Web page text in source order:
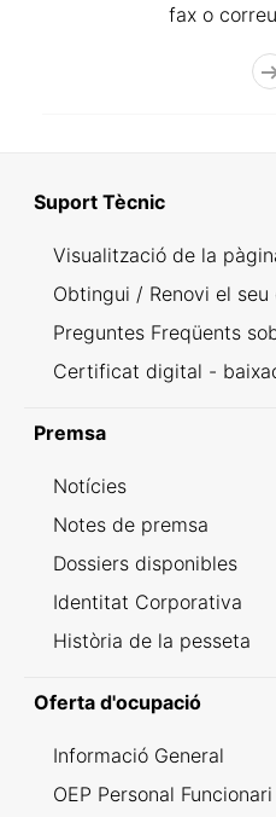
fax o
Suport Tècnic
Visualització de la
Obtingui / Renovi el
Preguntes Freqüents
Certificat digital -
Premsa
Notícies
Notes de premsa
Dossiers disponibles
Identitat Corporativa
Història de la pesseta
Oferta d'ocupació
Informació General
OEP Personal